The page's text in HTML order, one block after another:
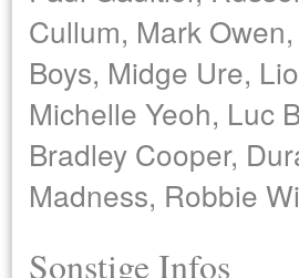
Cullum, Mark
Boys, Midge Ure,
Michelle Yeoh, Luc
Bradley Cooper,
Madness, Robbie
Sonstige Infos